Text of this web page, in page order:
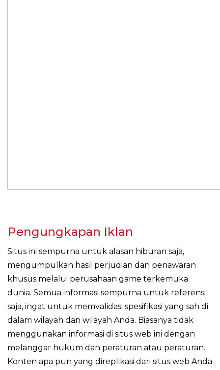
Pengungkapan Iklan
Situs ini sempurna untuk alasan hiburan saja,
mengumpulkan hasil perjudian dan penawaran
khusus melalui perusahaan game terkemuka
dunia. Semua informasi sempurna untuk referensi
saja, ingat untuk memvalidasi spesifikasi yang sah di
dalam wilayah dan wilayah Anda. Biasanya tidak
menggunakan informasi di situs web ini dengan
melanggar hukum dan peraturan atau peraturan.
Konten apa pun yang direplikasi dari situs web Anda